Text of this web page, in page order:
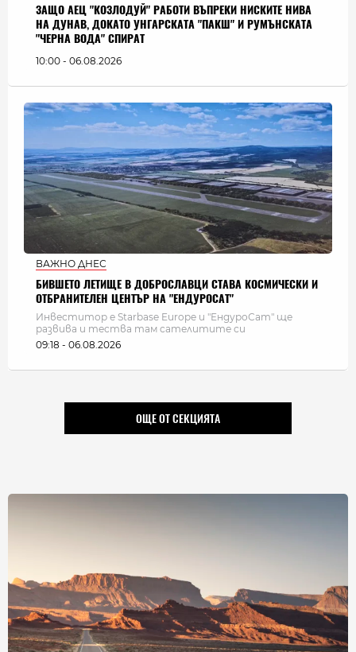
ЗАЩО АЕЦ "КОЗЛОДУЙ" РАБОТИ ВЪПРЕКИ НИСКИТЕ НИВА
НА ДУНАВ, ДОКАТО УНГАРСКАТА "ПАКШ" И РУМЪНСКАТА
"ЧЕРНА ВОДА" СПИРАТ
10:00 - 06.08.2026
ВАЖНО ДНЕС
БИВШЕТО ЛЕТИЩЕ В ДОБРОСЛАВЦИ СТАВА КОСМИЧЕСКИ И
ОТБРАНИТЕЛЕН ЦЕНТЪР НА "ЕНДУРОСАТ"
Инвеститор е Starbase Europe и "ЕндуроСат" ще
развива и тества там сателитите си
09:18 - 06.08.2026
ОЩЕ ОТ СЕКЦИЯТА